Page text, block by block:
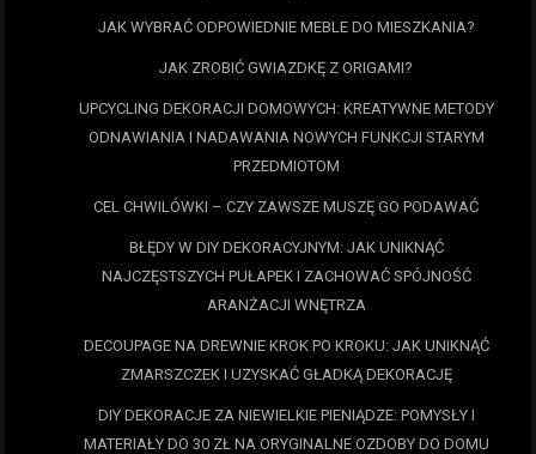
JAK WYBRAĆ ODPOWIEDNIE MEBLE DO MIESZKANIA?
JAK ZROBIĆ GWIAZDKĘ Z ORIGAMI?
UPCYCLING DEKORACJI DOMOWYCH: KREATYWNE METODY
ODNAWIANIA I NADAWANIA NOWYCH FUNKCJI STARYM
PRZEDMIOTOM
CEL CHWILÓWKI – CZY ZAWSZE MUSZĘ GO PODAWAĆ
BŁĘDY W DIY DEKORACYJNYM: JAK UNIKNĄĆ
NAJCZĘSTSZYCH PUŁAPEK I ZACHOWAĆ SPÓJNOŚĆ
ARANŻACJI WNĘTRZA
DECOUPAGE NA DREWNIE KROK PO KROKU: JAK UNIKNĄĆ
ZMARSZCZEK I UZYSKAĆ GŁADKĄ DEKORACJĘ
DIY DEKORACJE ZA NIEWIELKIE PIENIĄDZE: POMYSŁY I
MATERIAŁY DO 30 ZŁ NA ORYGINALNE OZDOBY DO DOMU